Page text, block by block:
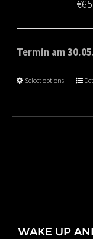
€
Termin am
Select options
WAKE UP